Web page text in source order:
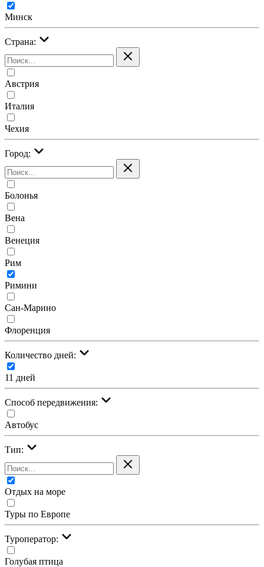
Минск
Страна:
Австрия
Италия
Чехия
Город:
Болонья
Вена
Венеция
Рим
Римини
Сан-Марино
Флоренция
Количество дней:
11 дней
Cпособ передвижения:
Автобус
Тип:
Отдых на море
Туры по Европе
Туроператор:
Голубая птица